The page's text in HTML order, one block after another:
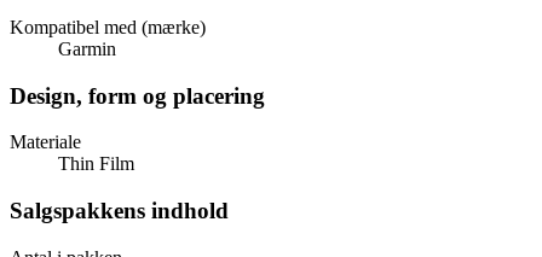
Kompatibel med (mærke)
Garmin
Design, form og placering
Materiale
Thin Film
Salgspakkens indhold